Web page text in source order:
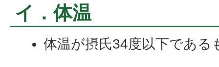
イ．体温
体温が摂氏34度以下である